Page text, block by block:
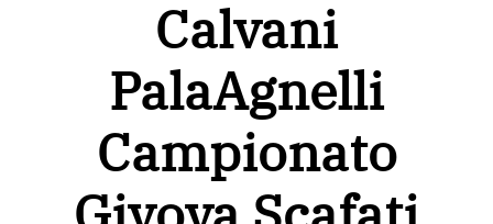
Calvani
PalaAgnelli
Campionato